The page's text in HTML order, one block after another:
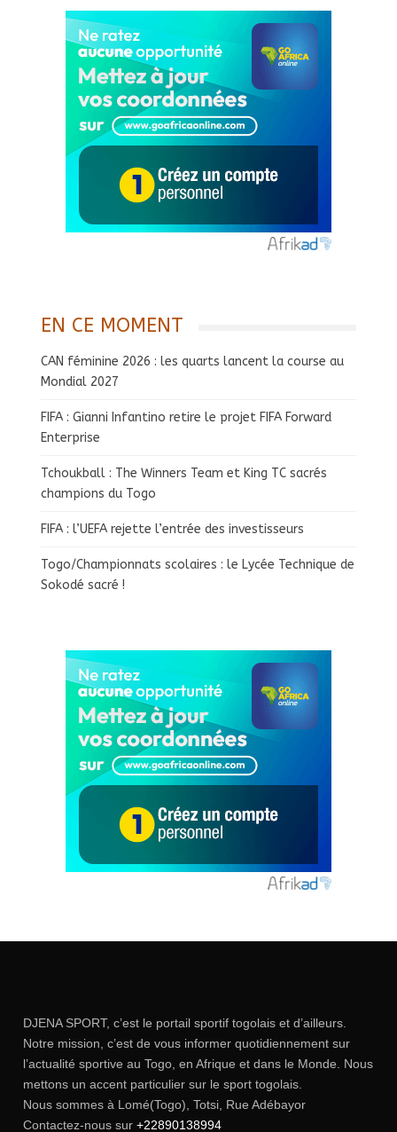
EN CE MOMENT
CAN féminine 2026 : les quarts lancent la course au
Mondial 2027
FIFA : Gianni Infantino retire le projet FIFA Forward
Enterprise
Tchoukball : The Winners Team et King TC sacrés
champions du Togo
FIFA : l’UEFA rejette l’entrée des investisseurs
Togo/Championnats scolaires : le Lycée Technique de
Sokodé sacré !
DJENA SPORT, c’est le portail sportif togolais et d’ailleurs.
Notre mission, c’est de vous informer quotidiennement sur
l’actualité sportive au Togo, en Afrique et dans le Monde. Nous
mettons un accent particulier sur le sport togolais.
Nous sommes à Lomé(Togo), Totsi, Rue Adébayor
Contactez-nous sur +22890138994